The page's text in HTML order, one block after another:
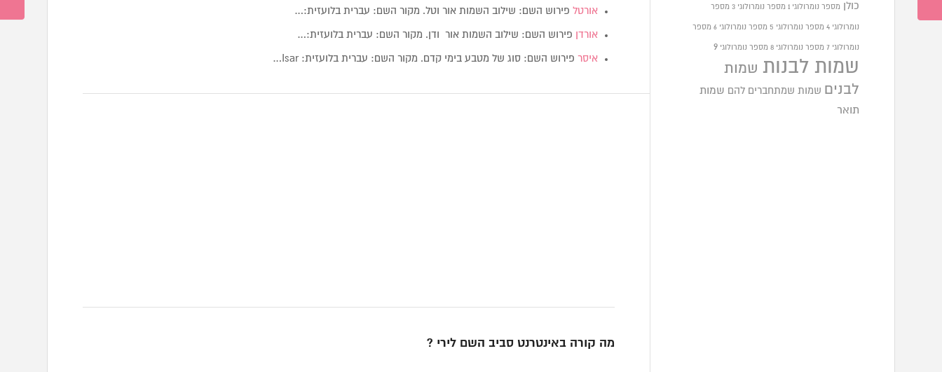
אורטל פירוש השם: שילוב השמות אור וטל. מקור השם: עברית בלועזית:…
אורדן פירוש השם: שילוב השמות אור ודן. מקור השם: עברית בלועזית:…
איסר פירוש השם: סוג של מטבע בימי קדם. מקור השם: עברית בלועזית: Isar…
מה קורה באינטרנט סביב השם לירי ?
כולן מספר נומרולוגי 1 מספר נומרולוגי 3 מספר
נומרולוגי 4 מספר נומרולוגי 5 מספר נומרולוגי 6 מספר
נומרולוגי 7 מספר נומרולוגי 8 מספר נומרולוגי9
שמות לבנות שמות
לבנים
שמות שמתחברים להם שמות
תואר